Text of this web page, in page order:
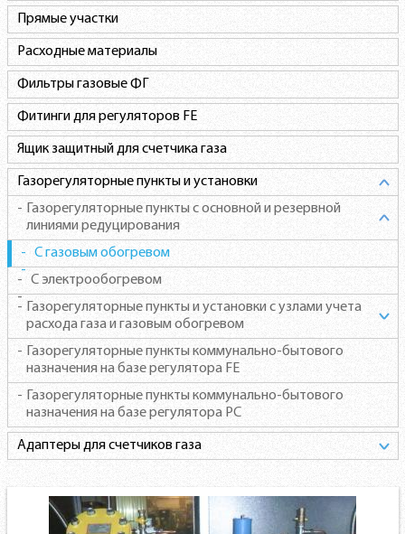
Прямые участки
Расходные материалы
Фильтры газовые ФГ
Фитинги для регуляторов FE
Ящик защитный для счетчика газа
Газорегуляторные пункты и установки
Газорегуляторные пункты c основной и резервной
линиями редуцирования
С газовым обогревом
С электрообогревом
Газорегуляторные пункты и установки с узлами учета
расхода газа и газовым обогревом
Газорегуляторные пункты коммунально-бытового
назначения на базе регулятора FE
Газорегуляторные пункты коммунально-бытового
назначения на базе регулятора РС
Адаптеры для счетчиков газа